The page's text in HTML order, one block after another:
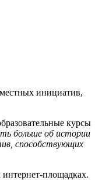
инициатив,
курсы
больше об истории
способствующих
площадках.